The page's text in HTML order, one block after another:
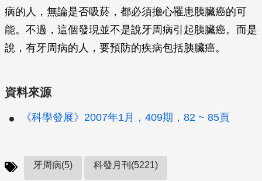
病的人，無論是否吸菸，都必須擔心罹患胰臟癌的可
能。不過，這個發現並不是說牙周病引起胰臟癌。而是
說，有牙周病的人，要預防的疾病包括胰臟癌。
資料來源
《科學發展》2007年1月，409期，82 ~ 85頁
牙周病(5) 科發月刊(5221)